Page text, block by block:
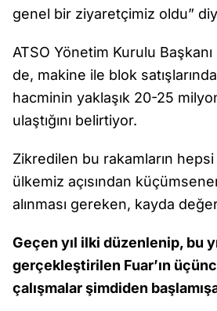
genel bir ziyaretçimiz oldu”
ATSO Yönetim Kurulu
de, makine ile blok
hacminin yaklaşık 20-25
ulaştığını belirtiyor.
Zikredilen bu rakamların
ülkemiz açısından
alınması gereken, kayda
Geçen yıl ilki düzenlenip, bu
gerçekleştirilen Fuar’ın
çalışmalar şimdiden